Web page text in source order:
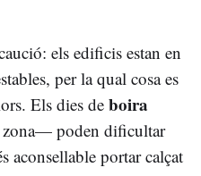
els edificis estan en
per la qual cosa es
Els dies de boira
poden dificultar
aconsellable portar calçat